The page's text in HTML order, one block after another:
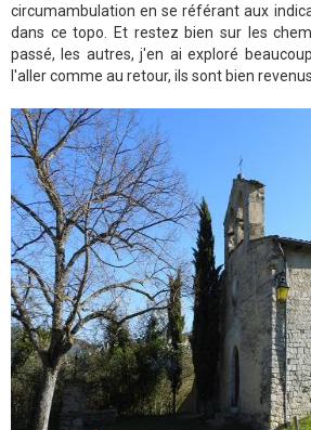
circumambulation en se référant aux
dans ce topo. Et restez bien sur les
passé, les autres, j'en ai exploré
l'aller comme au retour, ils sont bien